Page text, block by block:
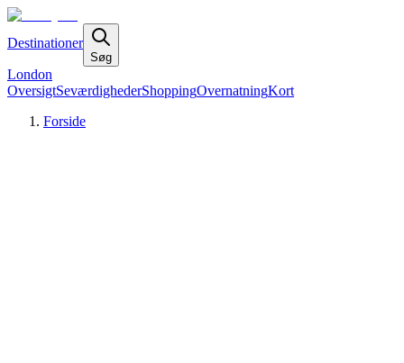
Destinationer
Søg
London
OversigtSeværdighederShoppingOvernatningKort
Forside